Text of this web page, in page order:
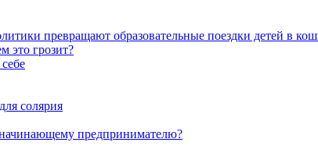
превращают образовательные поездки детей в
это грозит?
солярия
предпринимателю?